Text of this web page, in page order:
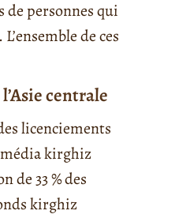
de personnes qui
de ces
centrale
licenciements
kirghiz
de 33 % des
kirghiz